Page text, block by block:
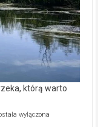
którą warto
wyłączona